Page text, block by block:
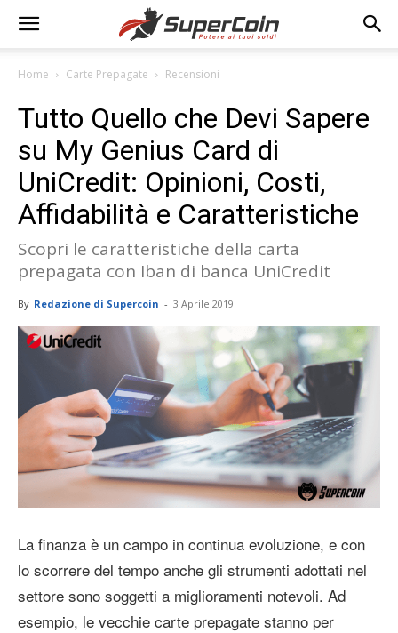
Home Carte Prepagate Recensioni
Tutto Quello che Devi Sapere
su My Genius Card di
UniCredit: Opinioni, Costi,
Affidabilità e Caratteristiche
Scopri le caratteristiche della carta
prepagata con Iban di banca UniCredit
By Redazione di Supercoin - 3 Aprile 2019
La finanza è un campo in continua evoluzione, e con
lo scorrere del tempo anche gli strumenti adottati nel
settore sono soggetti a miglioramenti notevoli. Ad
esempio, le vecchie carte prepagate stanno per